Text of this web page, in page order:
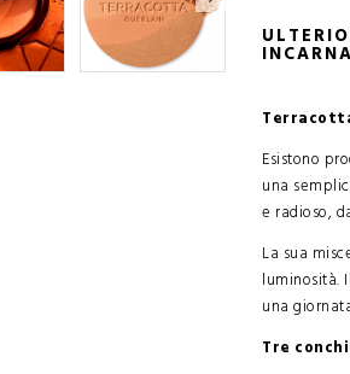
Esistono
una
e radioso,
La sua
luminosità.
una
Tre